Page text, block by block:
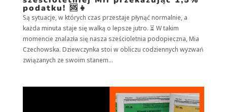
podatku! 🆘👧
Są sytuacje, w których czas przestaje płynąć normalnie, a
każda minuta staje się walką o lepsze jutro. ⏳ W takim
momencie znalazła się nasza sześcioletnia podopieczna, Mia
Czechowska. Dziewczynka stoi w obliczu codziennych wyzwań
związanych ze swoim stanem...